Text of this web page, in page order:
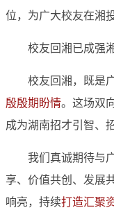
位，为广大校友在湘
校友回湘已成强
校友回湘，既是
殷殷期盼情。这场双
成为湖南招才引智、
我们真诚期待与
享、价值共创、发展
响亮，持续打造汇聚